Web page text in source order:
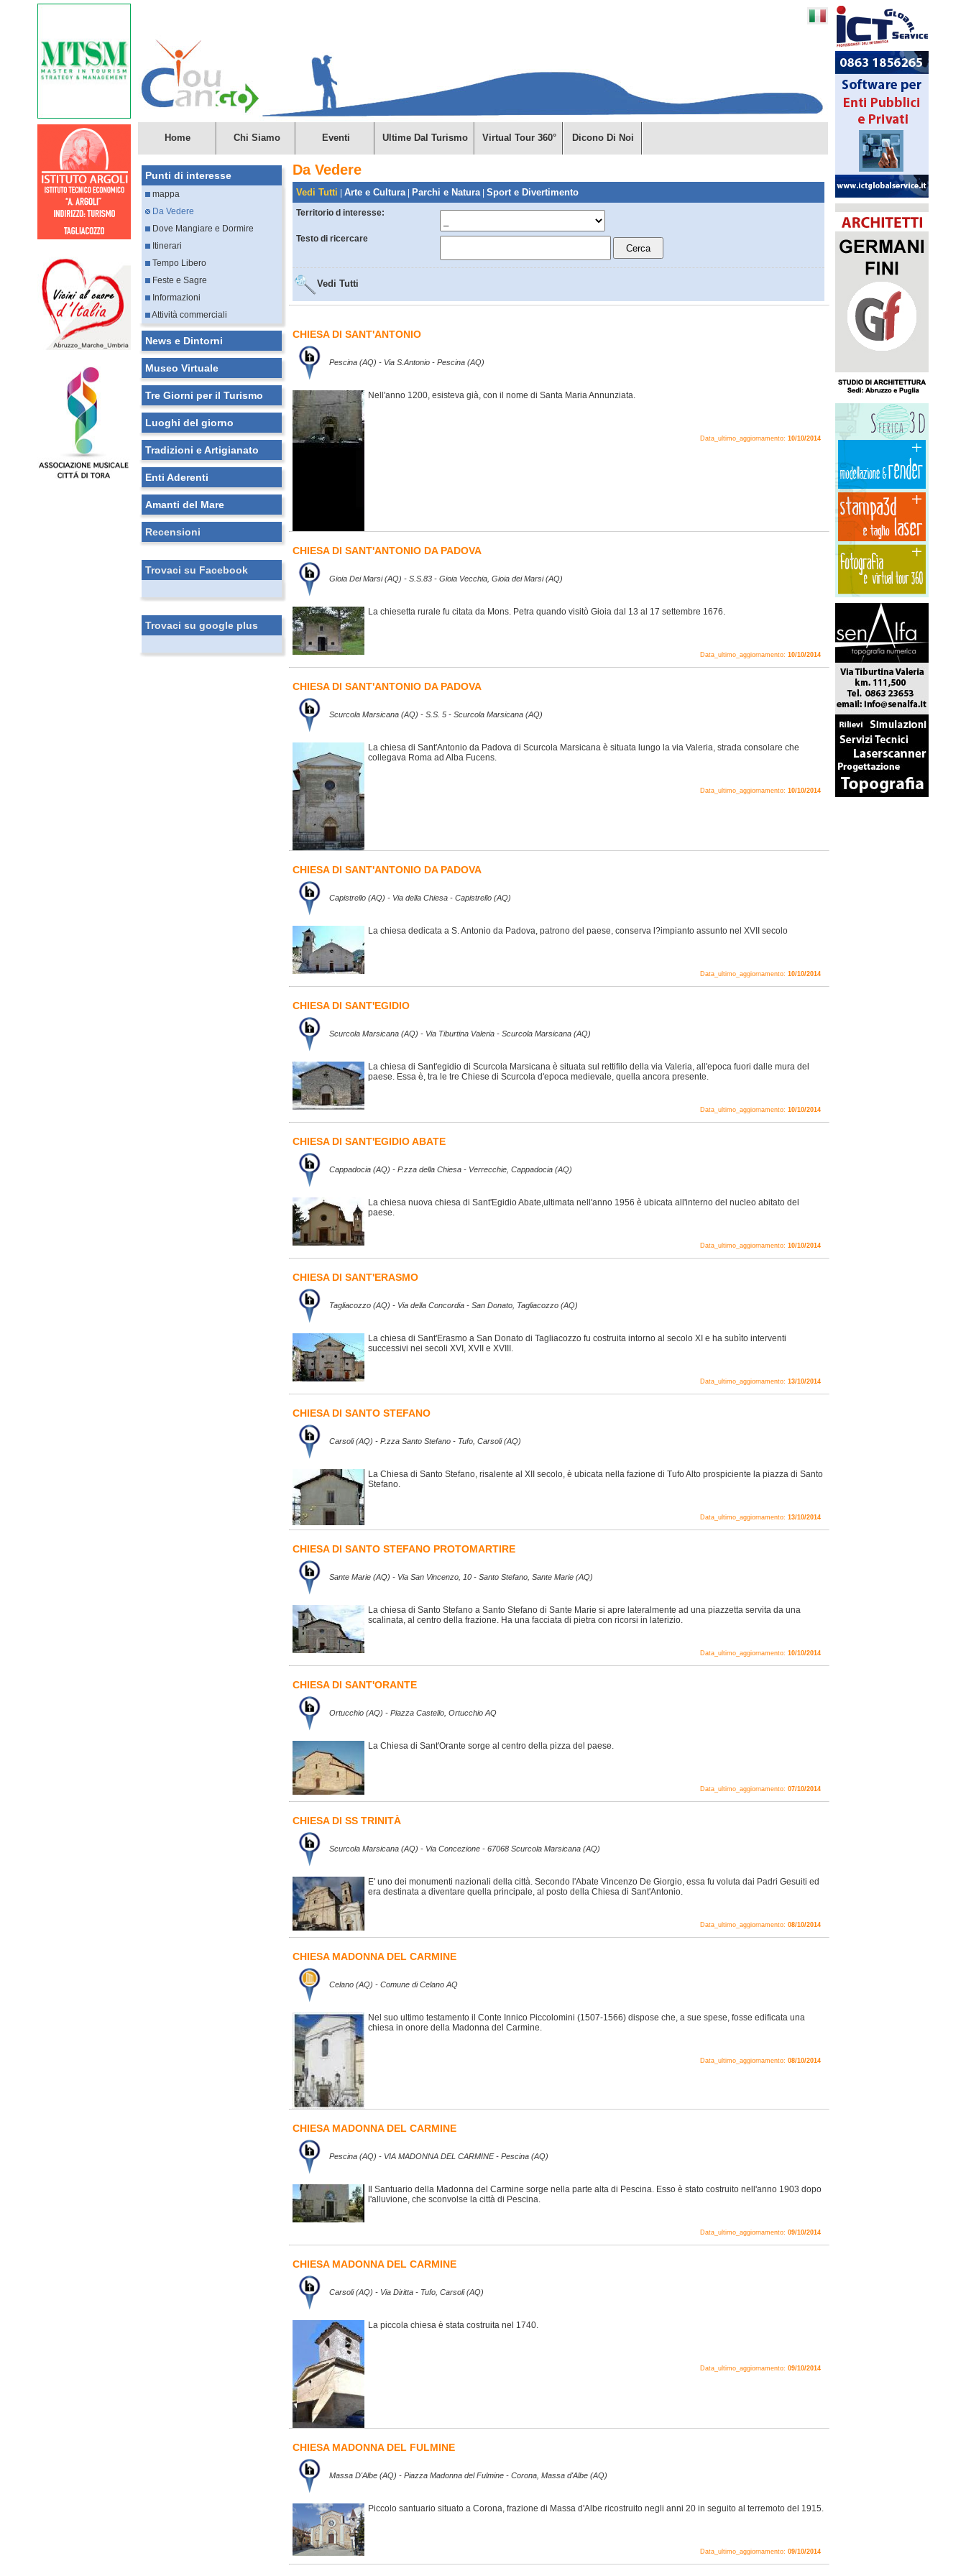
Home Chi Siamo Eventi Ultime Dal Turismo Virtual Tour 360° Dicono Di Noi
Punti di interesse
mappa
Da Vedere
Dove Mangiare e Dormire
Itinerari
Tempo Libero
Feste e Sagre
Informazioni
Attività commerciali
News e Dintorni
Museo Virtuale
Tre Giorni per il Turismo
Luoghi del giorno
Tradizioni e Artigianato
Enti Aderenti
Amanti del Mare
Recensioni
Trovaci su Facebook
Trovaci su google plus
Da Vedere
Vedi Tutti Arte e Cultura| Parchi e Natura| Sport e Divertimento
Territorio d interesse:
Testo di ricercare
Vedi Tutti
CHIESA DI SANT'ANTONIO
Pescina (AQ) - Via S.Antonio - Pescina (AQ)
Nell'anno 1200, esisteva già, con il nome di Santa Maria Annunziata.
Data_ultimo_aggiornamento: 10/10/2014
CHIESA DI SANT'ANTONIO DA PADOVA
Gioia Dei Marsi (AQ) - S.S.83 - Gioia Vecchia, Gioia dei Marsi (AQ)
La chiesetta rurale fu citata da Mons. Petra quando visitò Gioia dal 13 al 17 settembre 1676.
Data_ultimo_aggiornamento: 10/10/2014
CHIESA DI SANT'ANTONIO DA PADOVA
Scurcola Marsicana (AQ) - S.S. 5 - Scurcola Marsicana (AQ)
La chiesa di Sant'Antonio da Padova di Scurcola Marsicana è situata lungo la via Valeria, strada consolare che
collegava Roma ad Alba Fucens.
Data_ultimo_aggiornamento: 10/10/2014
CHIESA DI SANT'ANTONIO DA PADOVA
Capistrello (AQ) - Via della Chiesa - Capistrello (AQ)
La chiesa dedicata a S. Antonio da Padova, patrono del paese, conserva l?impianto assunto nel XVII secolo
Data_ultimo_aggiornamento: 10/10/2014
CHIESA DI SANT'EGIDIO
Scurcola Marsicana (AQ) - Via Tiburtina Valeria - Scurcola Marsicana (AQ)
La chiesa di Sant'egidio di Scurcola Marsicana è situata sul rettifilo della via Valeria, all'epoca fuori dalle mura del
paese. Essa è, tra le tre Chiese di Scurcola d'epoca medievale, quella ancora presente.
Data_ultimo_aggiornamento: 10/10/2014
CHIESA DI SANT'EGIDIO ABATE
Cappadocia (AQ) - P.zza della Chiesa - Verrecchie, Cappadocia (AQ)
La chiesa nuova chiesa di Sant'Egidio Abate,ultimata nell'anno 1956 è ubicata all'interno del nucleo abitato del
paese.
Data_ultimo_aggiornamento: 10/10/2014
CHIESA DI SANT'ERASMO
Tagliacozzo (AQ) - Via della Concordia - San Donato, Tagliacozzo (AQ)
La chiesa di Sant'Erasmo a San Donato di Tagliacozzo fu costruita intorno al secolo XI e ha subìto interventi
successivi nei secoli XVI, XVII e XVIII.
Data_ultimo_aggiornamento: 13/10/2014
CHIESA DI SANTO STEFANO
Carsoli (AQ) - P.zza Santo Stefano - Tufo, Carsoli (AQ)
La Chiesa di Santo Stefano, risalente al XII secolo, è ubicata nella fazione di Tufo Alto prospiciente la piazza di Santo
Stefano.
Data_ultimo_aggiornamento: 13/10/2014
CHIESA DI SANTO STEFANO PROTOMARTIRE
Sante Marie (AQ) - Via San Vincenzo, 10 - Santo Stefano, Sante Marie (AQ)
La chiesa di Santo Stefano a Santo Stefano di Sante Marie si apre lateralmente ad una piazzetta servita da una
scalinata, al centro della frazione. Ha una facciata di pietra con ricorsi in laterizio.
Data_ultimo_aggiornamento: 10/10/2014
CHIESA DI SANT'ORANTE
Ortucchio (AQ) - Piazza Castello, Ortucchio AQ
La Chiesa di Sant'Orante sorge al centro della pizza del paese.
Data_ultimo_aggiornamento: 07/10/2014
CHIESA DI SS TRINITÀ
Scurcola Marsicana (AQ) - Via Concezione - 67068 Scurcola Marsicana (AQ)
E' uno dei monumenti nazionali della città. Secondo l'Abate Vincenzo De Giorgio, essa fu voluta dai Padri Gesuiti ed
era destinata a diventare quella principale, al posto della Chiesa di Sant'Antonio.
Data_ultimo_aggiornamento: 08/10/2014
CHIESA MADONNA DEL CARMINE
Celano (AQ) - Comune di Celano AQ
Nel suo ultimo testamento il Conte Innico Piccolomini (1507-1566) dispose che, a sue spese, fosse edificata una
chiesa in onore della Madonna del Carmine.
Data_ultimo_aggiornamento: 08/10/2014
CHIESA MADONNA DEL CARMINE
Pescina (AQ) - VIA MADONNA DEL CARMINE - Pescina (AQ)
Il Santuario della Madonna del Carmine sorge nella parte alta di Pescina. Esso è stato costruito nell'anno 1903 dopo
l'alluvione, che sconvolse la città di Pescina.
Data_ultimo_aggiornamento: 09/10/2014
CHIESA MADONNA DEL CARMINE
Carsoli (AQ) - Via Diritta - Tufo, Carsoli (AQ)
La piccola chiesa è stata costruita nel 1740.
Data_ultimo_aggiornamento: 09/10/2014
CHIESA MADONNA DEL FULMINE
Massa D'Albe (AQ) - Piazza Madonna del Fulmine - Corona, Massa d'Albe (AQ)
Piccolo santuario situato a Corona, frazione di Massa d'Albe ricostruito negli anni 20 in seguito al terremoto del 1915.
Data_ultimo_aggiornamento: 09/10/2014